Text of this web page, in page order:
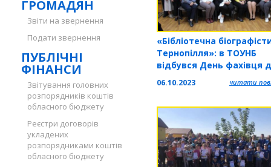
ГРОМАДЯН
Звіти на звернення
Подати звернення
ПУБЛІЧНІ
ФІНАНСИ
Звітування головних
розпорядників коштів
обласного бюджету
Реєстри договорів
укладених
розпорядниками коштів
обласного бюджету
«Бібліотечна
Тернопілля»: в ТОУНБ
відбувся День фахівця
працівників бібліотек
видів
06.10.2023 читати